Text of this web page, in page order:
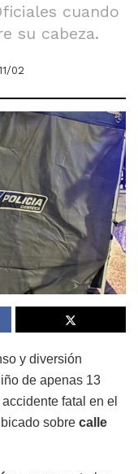
cuando
su cabeza.
02
y diversión
de apenas 13
fatal en el
sobre calle